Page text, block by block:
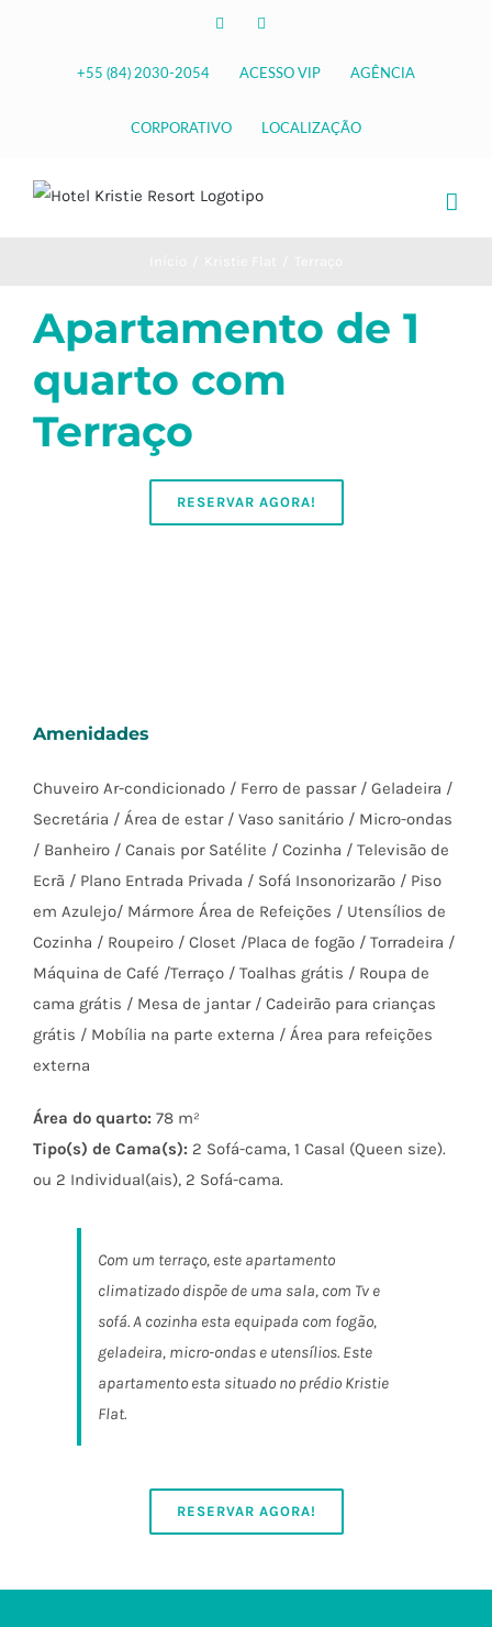
Facebook
+55 (84) 2030-2054 ACESSO VIP AGÊNCIA
CORPORATIVO LOCALIZAÇÃO
Apartamento de 1
quarto com
Terraço
RESERVAR AGORA!
Amenidades
Chuveiro Ar-condicionado / Ferro de passar / Geladeira /
Secretária / Área de estar / Vaso sanitário / Micro-ondas
/ Banheiro / Canais por Satélite / Cozinha / Televisão de
Ecrã / Plano Entrada Privada / Sofá Insonorizarão / Piso
em Azulejo/ Mármore Área de Refeições / Utensílios de
Cozinha / Roupeiro / Closet /Placa de fogão / Torradeira /
Máquina de Café /Terraço / Toalhas grátis / Roupa de
cama grátis / Mesa de jantar / Cadeirão para crianças
grátis / Mobília na parte externa / Área para refeições
externa
Área do quarto: 78 m²
Tipo(s) de Cama(s): 2 Sofá-cama, 1 Casal (Queen size).
ou 2 Individual(ais), 2 Sofá-cama.
Com um terraço, este apartamento
climatizado dispõe de uma sala, com Tv e
sofá. A cozinha esta equipada com fogão,
geladeira, micro-ondas e utensílios. Este
apartamento esta situado no prédio Kristie
Flat.
RESERVAR AGORA!